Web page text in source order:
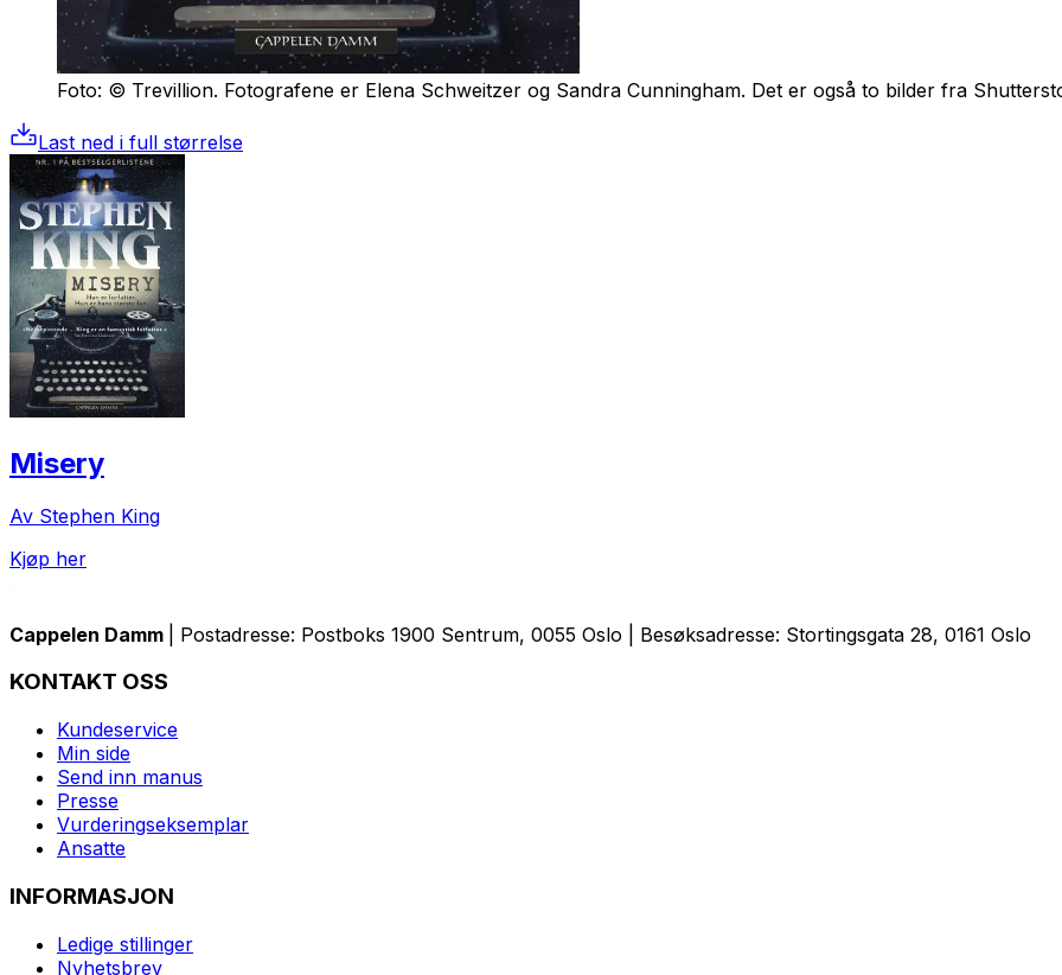
Foto: © Trevillion. Fotografene er Elena Schweitzer og Sandra Cunningham. Det er også to bilder fra
Last ned i full størrelse
Misery
Av Stephen King
Kjøp her
Cappelen Damm | Postadresse: Postboks 1900 Sentrum, 0055 Oslo | Besøksadresse: Stortingsgata 28, 0161 Oslo
KONTAKT OSS
Kundeservice
Min side
Send inn manus
Presse
Vurderingseksemplar
Ansatte
INFORMASJON
Ledige stillinger
Nyhetsbrev